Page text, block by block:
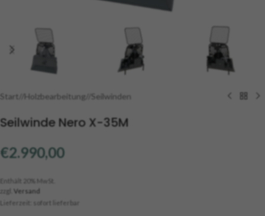
Start Holzbearbeitung Seilwinden
Seilwinde Nero X-35M
€2.990,00
Enthält 20% MwSt.
zzgl. Versand
Lieferzeit: sofort lieferbar